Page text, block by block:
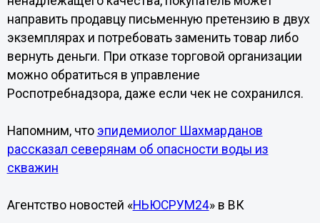
направить продавцу письменную претензию в двух
экземплярах и потребовать заменить товар либо
вернуть деньги. При отказе торговой организации
можно обратиться в управление
Роспотребнадзора, даже если чек не сохранился.
Напомним, что эпидемиолог Шахмарданов
рассказал северянам об опасности воды из
скважин
Агентство новостей «НЬЮСРУМ24» в ВК